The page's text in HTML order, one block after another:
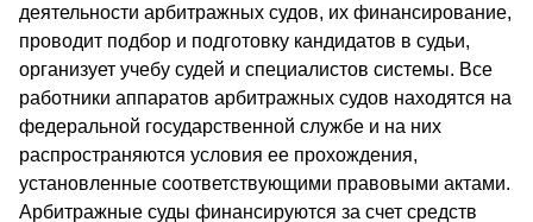
деятельности арбитражных судов, их финансирование,
проводит подбор и подготовку кандидатов в судьи,
организует учебу судей и специалистов системы. Все
работники аппаратов арбитражных судов находятся на
федеральной государственной службе и на них
распространяются условия ее прохождения,
установленные соответствующими правовыми актами.
Арбитражные суды финансируются за счет средств